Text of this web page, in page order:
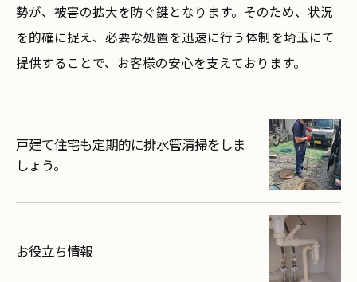
勢が、被害の拡大を防ぐ鍵となります。そのため、状況
を的確に捉え、必要な処置を迅速に行う体制を埼玉にて
提供することで、お客様の安心を支えております。
戸建て住宅も定期的に排水管清掃をしま
しょう。
お役立ち情報